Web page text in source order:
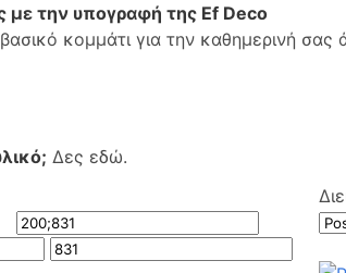
με την υπογραφή της Ef Deco
κομμάτι για την καθημερινή σας
Δες εδώ.